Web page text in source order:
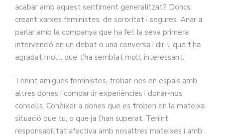
acabar amb aquest sentiment generalitzat? Doncs
creant xarxes feministes, de sororitat i segures. Anar a
parlar amb la companya que ha fet la seva primera
intervenció en un debat o una conversa i dir-li que t’ha
agradat molt, que t’ha semblat molt interessant.
Tenint amigues feministes, trobar-nos en espais amb
altres dones i compartir experiències i donar-nos
consells. Conèixer a dones que es troben en la mateixa
situació que tu, o que ja l’han superat. Tenint
responsabilitat afectiva amb nosaltres mateixes i amb